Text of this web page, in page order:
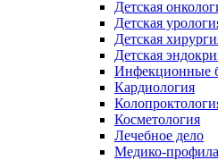
Детская
Детская
Детская
Детская
Инфекционные
Кардиология
Косметология
Лечебное дело
Медико-